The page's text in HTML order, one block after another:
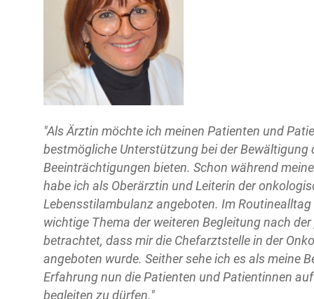
"Als Ärztin möchte ich meinen Patienten und
bestmögliche Unterstützung bei der
Beeinträchtigungen bieten. Schon während
habe ich als Oberärztin und Leiterin der
Lebensstilambulanz angeboten. Im
wichtige Thema der weiteren Begleitung nach
betrachtet, dass mir die Chefarztstelle in der
angeboten wurde. Seither sehe ich es als meine
Erfahrung nun die Patienten und Patientinnen
begleiten zu dürfen."